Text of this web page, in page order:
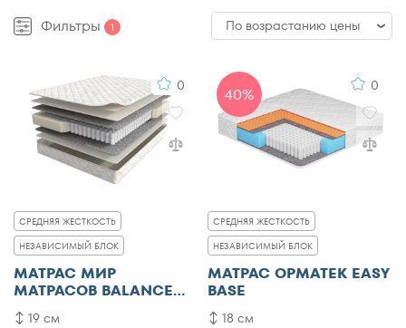
Фильтры
1 По возрастанию цены
По убыванию цены
По популярности
0
СРЕДНЯЯ ЖЕСТКОСТЬ
НЕЗАВИСИМЫЙ БЛОК
МАТРАС МИР
МАТРАСОВ BALANCE
FORMA АКЦИЯ
19 см
40% 0
СРЕДНЯЯ ЖЕСТКОСТЬ
НЕЗАВИСИМЫЙ БЛОК
МАТРАС ОРМАТЕК EASY
BASE
18 см